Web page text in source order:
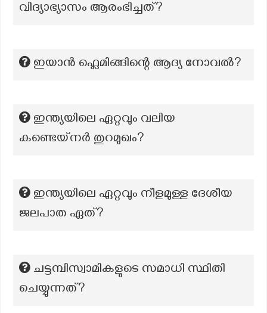
വിദ്യാഭ്യാസം ആരംഭിച്ചത്?
ഇയാൻ ഫ്ലെമിങ്ങിന്റെ ആദ്യ നോവൽ?
ഇന്ത്യയിലെ ഏറ്റവും വലിയ
കണ്ടെയ്നർ തുറമുഖം?
ഇന്ത്യയിലെ ഏറ്റവും നീളമുള്ള ദേശീയ
ജലപാത ഏത്?
ചട്ടമ്പിസ്വാമികളുടെ സമാധി സ്ഥിതി
ചെയ്യുന്നത്?